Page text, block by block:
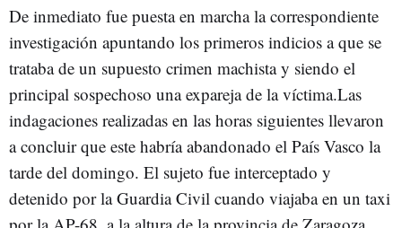
De inmediato fue puesta en marcha la correspondiente
investigación apuntando los primeros indicios a que se
trataba de un supuesto crimen machista y siendo el
principal sospechoso una expareja de la víctima.Las
indagaciones realizadas en las horas siguientes llevaron
a concluir que este habría abandonado el País Vasco la
tarde del domingo. El sujeto fue interceptado y
detenido por la Guardia Civil cuando viajaba en un taxi